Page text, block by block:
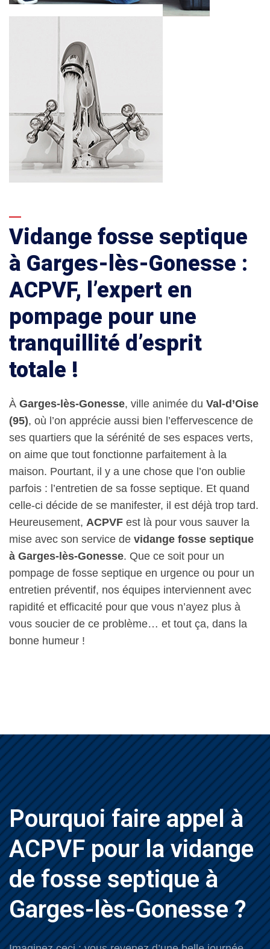
Vidange fosse septique
à Garges-lès-Gonesse :
ACPVF, l’expert en
pompage pour une
tranquillité d’esprit
totale !
À Garges-lès-Gonesse, ville animée du Val-d’Oise
(95), où l’on apprécie aussi bien l’effervescence de
ses quartiers que la sérénité de ses espaces verts,
on aime que tout fonctionne parfaitement à la
maison. Pourtant, il y a une chose que l’on oublie
parfois : l’entretien de sa fosse septique. Et quand
celle-ci décide de se manifester, il est déjà trop tard.
Heureusement, ACPVF est là pour vous sauver la
mise avec son service de vidange fosse septique
à Garges-lès-Gonesse. Que ce soit pour un
pompage de fosse septique en urgence ou pour un
entretien préventif, nos équipes interviennent avec
rapidité et efficacité pour que vous n’ayez plus à
vous soucier de ce problème… et tout ça, dans la
bonne humeur !
Pourquoi faire appel à
ACPVF pour la vidange
de fosse septique à
Garges-lès-Gonesse ?